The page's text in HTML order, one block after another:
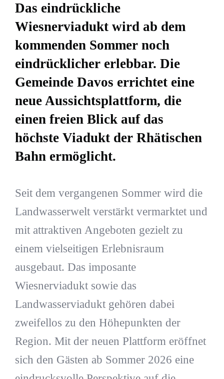
Das eindrückliche
Wiesnerviadukt wird ab dem
kommenden Sommer noch
eindrücklicher erlebbar. Die
Gemeinde Davos errichtet eine
neue Aussichtsplattform, die
einen freien Blick auf das
höchste Viadukt der Rhätischen
Bahn ermöglicht.
Seit dem vergangenen Sommer wird die
Landwasserwelt verstärkt vermarktet und
mit attraktiven Angeboten gezielt zu
einem vielseitigen Erlebnisraum
ausgebaut. Das imposante
Wiesnerviadukt sowie das
Landwasserviadukt gehören dabei
zweifellos zu den Höhepunkten der
Region. Mit der neuen Plattform eröffnet
sich den Gästen ab Sommer 2026 eine